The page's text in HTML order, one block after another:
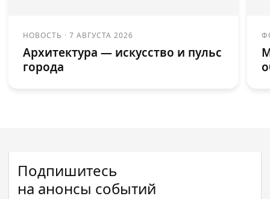
НОВОСТЬ ·7 АВГУСТА 2026
Архитектура — искусство и пульс
города
Подпишитесь
на анонсы событий